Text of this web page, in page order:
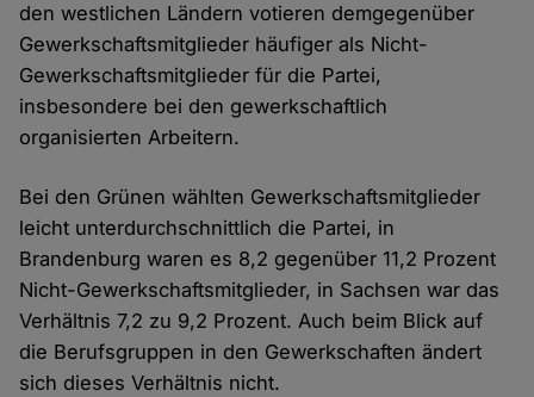
den westlichen Ländern votieren demgegenüber
Gewerkschaftsmitglieder häufiger als Nicht-
Gewerkschaftsmitglieder für die Partei,
insbesondere bei den gewerkschaftlich
organisierten Arbeitern.
Bei den Grünen wählten Gewerkschaftsmitglieder
leicht unterdurchschnittlich die Partei, in
Brandenburg waren es 8,2 gegenüber 11,2 Prozent
Nicht-Gewerkschaftsmitglieder, in Sachsen war das
Verhältnis 7,2 zu 9,2 Prozent. Auch beim Blick auf
die Berufsgruppen in den Gewerkschaften ändert
sich dieses Verhältnis nicht.